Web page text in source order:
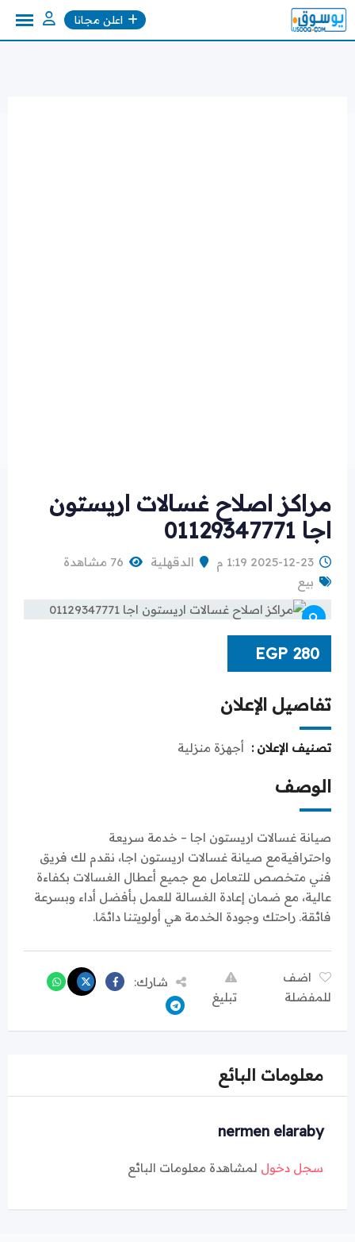
Skip
to
اعلن مجانا
مراكز اصلاح غسالات اريستون
اجا 01129347771
2025-12-23 1:19 م الدقهلية
76 مشاهدة
بيع
EGP 280
تفاصيل الإعلان
تصنيف الإعلان : أجهزة منزلية
الوصف
صيانة غسالات اريستون اجا – خدمة سريعة
واحترافيةمع صيانة غسالات اريستون اجا، نقدم لك فريق
فني متخصص للتعامل مع جميع أعطال الغسالات بكفاءة
عالية، مع ضمان إعادة الغسالة للعمل بأفضل أداء وبسرعة
فائقة. راحتك وجودة الخدمة هي أولويتنا دائمًا.
اضف
للمفضلة
تبليغ
شارك:
معلومات البائع
nermen elaraby
سجل دخول لمشاهدة معلومات البائع